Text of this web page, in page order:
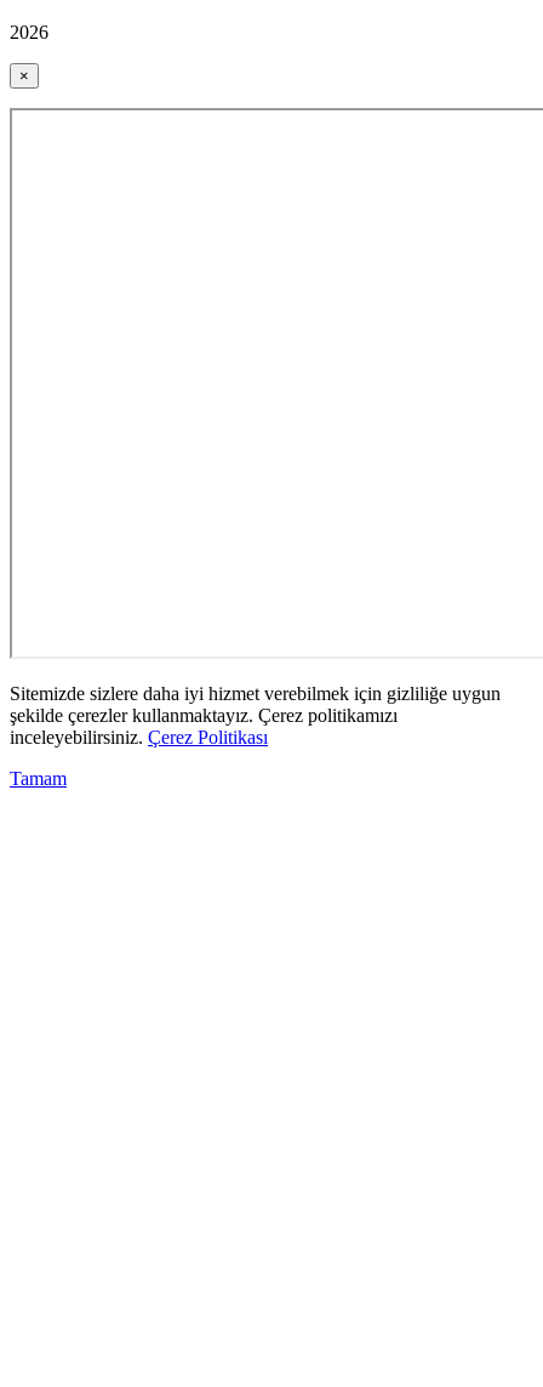
2026
×
Sitemizde sizlere daha iyi hizmet verebilmek için gizliliğe uygun
şekilde çerezler kullanmaktayız. Çerez politikamızı
inceleyebilirsiniz. Çerez Politikası
Tamam